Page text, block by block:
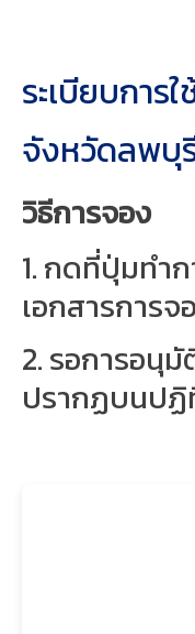
ระเบียบการ
จังหวัดลพบุ
วิธีการจอง
1. กดที่ปุ่มทำ
เอกสารการจ
2. รอการอนุ
ปรากฏบนป